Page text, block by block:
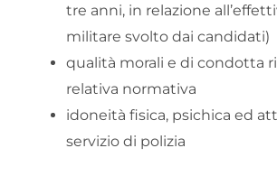
tre anni, in relazione
militare svolto dai candidati)
qualità morali e di condotta
relativa normativa
idoneità fisica, psichica ed
servizio di polizia